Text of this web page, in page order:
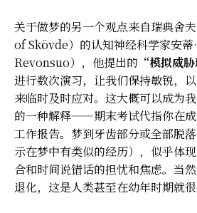
关于做梦的另一个观点来自瑞典舍
of Skövde）的认知神经科学家安
Revonsuo），他提出的 “模拟威
进行数次演习，让我们保持敏锐，
来临时及时应对。这大概可以成为
的一种解释——期末考试代指你在
工作报告。梦到牙齿部分或全部脱
示在梦中有类似的经历），似乎体
合和时间说错话的担忧和焦虑。当
退化，这是人类甚至在幼年时期就很